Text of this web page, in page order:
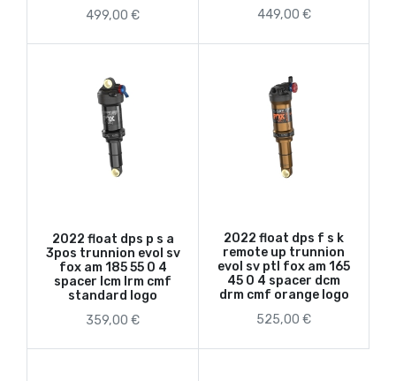
499,00 €
449,00 €
2022 float dps p s a
3pos trunnion evol sv
fox am 185 55 0 4
spacer lcm lrm cmf
standard logo
359,00 €
2022 float dps f s k
remote up trunnion
evol sv ptl fox am 165
45 0 4 spacer dcm
drm cmf orange logo
525,00 €